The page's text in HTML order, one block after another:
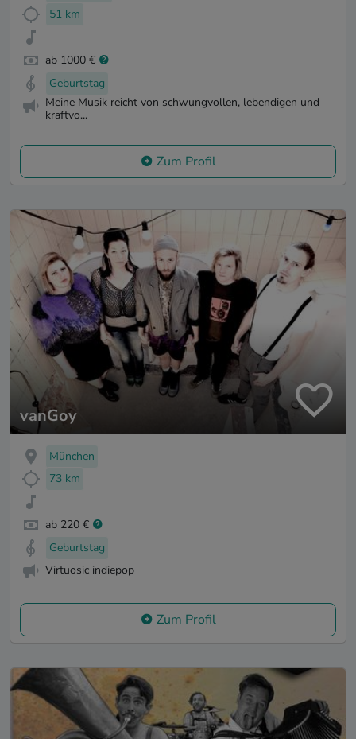
51 km
ab 1000 €
Geburtstag
Meine Musik reicht von schwungvollen, lebendigen und
kraftvo...
Zum Profil
vanGoy
München
73 km
ab 220 €
Geburtstag
Virtuosic indiepop
Zum Profil